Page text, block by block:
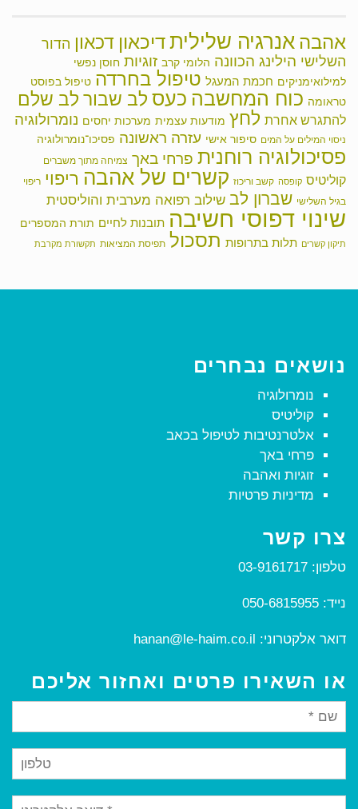
אהבה אנרגיה שלילית דיכאון דכאון הדור
השלישי הילינג הכוונה הלומי קרב זוגיות חוסן נפשי
למילואימניקים חכמת המעגל טיפול בחרדה טיפול בפוסט
טראומה כוח המחשבה כעס לב שבור לב שלם
להתגרש אחרת לחץ מודעות עצמית מערכות יחסים נומרולוגיה
ניסוי המילים על המים סיפור אישי עזרה ראשונה פסיכו־נומרולוגיה
פסיכולוגיה רוחנית פרחי באך צמיחה מתוך משברים
קוליטיס קופסה קשב וריכוז קשרים של אהבה ריפוי ריפוי
בגיל השלישי שברון לב שילוב רפואה מערבית והוליסטית
שינוי דפוסי חשיבה תובנות לחיים תורת המספרים
תיקון קשרים תלות בתרופות תסכול תפיסת המציאות תקשורת מקרבת
נושאים נבחרים
נומרולוגיה
קוליטיס
אלטרנטיבות לטיפול בכאב
פרחי באך
זוגיות ואהבה
מדיניות פרטיות
צרו קשר
טלפון: 03-9161717
נייד: 050-6815955
דואר אלקטרוני: hanan@le-haim.co.il
או השאירו פרטים ואחזור אליכם